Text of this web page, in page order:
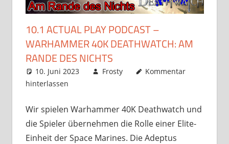
10.1 ACTUAL PLAY PODCAST –
WARHAMMER 40K DEATHWATCH: AM
RANDE DES NICHTS
10. Juni 2023 Frosty
Kommentar
hinterlassen
Wir spielen Warhammer 40K Deathwatch und
die Spieler übernehmen die Rolle einer Elite-
Einheit der Space Marines. Die Adeptus